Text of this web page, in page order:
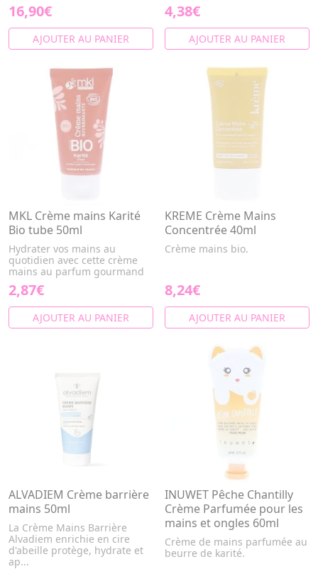
16,90€
AJOUTER AU PANIER
4,38€
AJOUTER AU PANIER
MKL Crème mains Karité
Bio tube 50ml
Hydrater vos mains au
quotidien avec cette crème
mains au parfum gourmand
2,87€
AJOUTER AU PANIER
KREME Crème Mains
Concentrée 40ml
Crème mains bio.
8,24€
AJOUTER AU PANIER
ALVADIEM Crème barrière
mains 50ml
La Crème Mains Barrière
Alvadiem enrichie en cire
d'abeille protège, hydrate et
ap...
INUWET Pêche Chantilly
Crème Parfumée pour les
mains et ongles 60ml
Crème de mains parfumée au
beurre de karité.